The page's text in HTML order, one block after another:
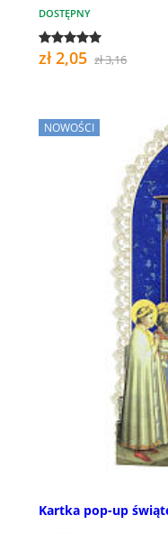
DOSTĘPNY
zł 2,05 zł 3,16
NOWOŚCI
Kartka pop-up